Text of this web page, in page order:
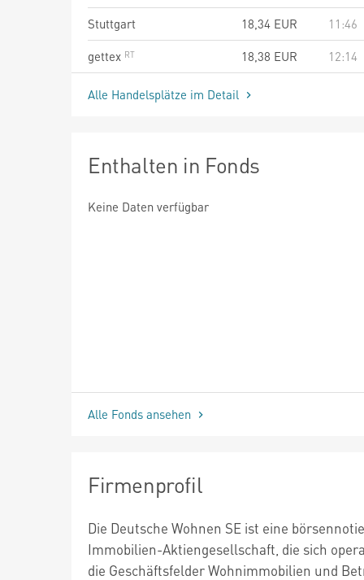
Stuttgart
18,34 EUR
11:46
gettex
18,38 EUR 12:14
Alle Handelsplätze im Detail
Enthalten in Fonds
Keine Daten verfügbar
Alle Fonds ansehen
Firmenprofil
Die Deutsche Wohnen SE ist eine
Immobilien-Aktiengesellschaft, die sich
die Geschäftsfelder Wohnimmobilien und